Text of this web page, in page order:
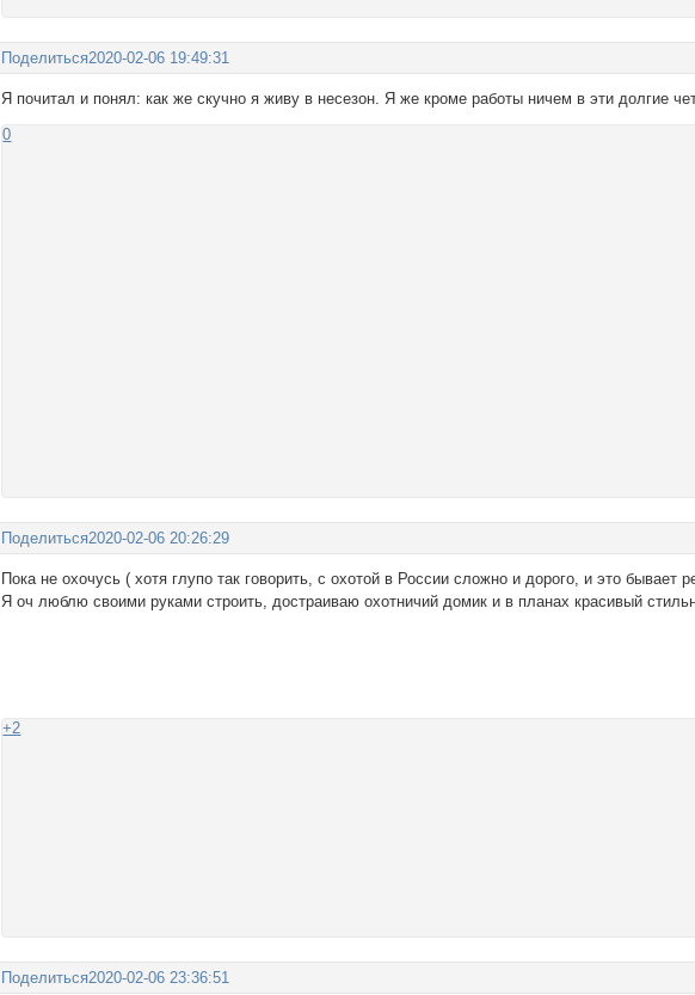
Поделиться2020-02-06 19:49:31
Я почитал и понял: как же скучно я живу в несезон. Я же кроме работы ничем в эти долгие
0
Поделиться2020-02-06 20:26:29
Пока не охочусь ( хотя глупо так говорить, с охотой в России сложно и дорого, и это бывает
Я оч люблю своими руками строить, достраиваю охотничий домик и в планах красивый
+2
Поделиться2020-02-06 23:36:51